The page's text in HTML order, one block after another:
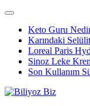
Keto Guru
Karındaki
Loreal Paris
Sinoz Leke
Son Kullanım